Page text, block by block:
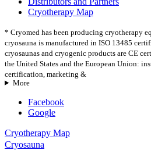
Cryotherapy Map
* Cryomed has been producing cryotherapy
cryosauna is manufactured in ISO 13485
cryosaunas and cryogenic products are CE
the United States and the European Union:
certification, marketing &
More
Facebook
Google
Cryotherapy Map
Cryosauna